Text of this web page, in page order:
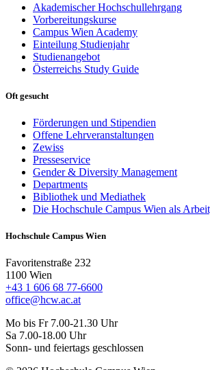
Akademischer Hochschullehrgang
Vorbereitungskurse
Campus Wien Academy
Einteilung Studienjahr
Studienangebot
Österreichs Study Guide
Oft gesucht
Förderungen und Stipendien
Offene Lehrveranstaltungen
Zewiss
Presseservice
Gender & Diversity Management
Departments
Bibliothek und Mediathek
Die Hochschule Campus Wien als
Hochschule Campus Wien
Favoritenstraße 232
1100 Wien
+43 1 606 68 77-6600
office@hcw.ac.at
Mo bis Fr 7.00-21.30 Uhr
Sa 7.00-18.00 Uhr
Sonn- und feiertags geschlossen